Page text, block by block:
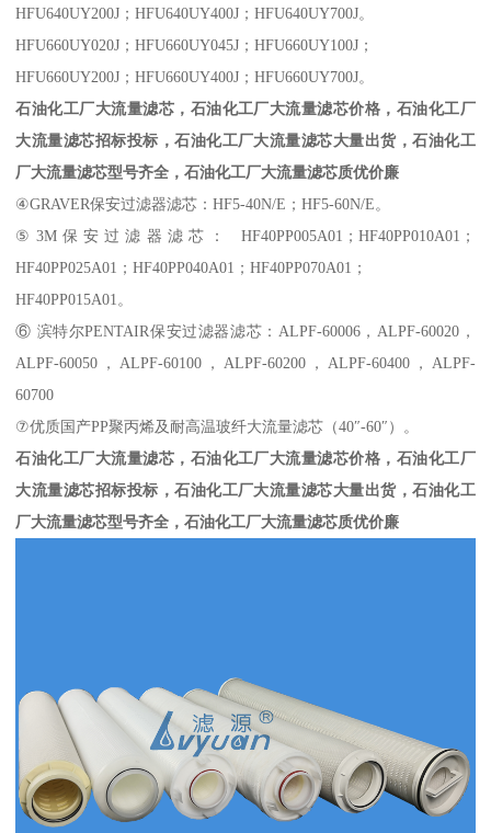
HFU640UY200J；HFU640UY400J；HFU640UY700J。
HFU660UY020J；HFU660UY045J；HFU660UY100J；
HFU660UY200J；HFU660UY400J；HFU660UY700J。
石油化工厂大流量滤芯，石油化工厂大流量滤芯价格，石油化工厂
大流量滤芯招标投标，石油化工厂大流量滤芯大量出货，石油化工
厂大流量滤芯型号齐全，石油化工厂大流量滤芯质优价廉
④GRAVER保安过滤器滤芯：HF5-40N/E；HF5-60N/E。
⑤3M保安过滤器滤芯： HF40PP005A01；HF40PP010A01；
HF40PP025A01；HF40PP040A01；HF40PP070A01；
HF40PP015A01。
⑥ 滨特尔PENTAIR保安过滤器滤芯：ALPF-60006，ALPF-60020，
ALPF-60050，ALPF-60100，ALPF-60200，ALPF-60400，ALPF-
60700
⑦优质国产PP聚丙烯及耐高温玻纤大流量滤芯（40″-60″）。
石油化工厂大流量滤芯，石油化工厂大流量滤芯价格，石油化工厂
大流量滤芯招标投标，石油化工厂大流量滤芯大量出货，石油化工
厂大流量滤芯型号齐全，石油化工厂大流量滤芯质优价廉